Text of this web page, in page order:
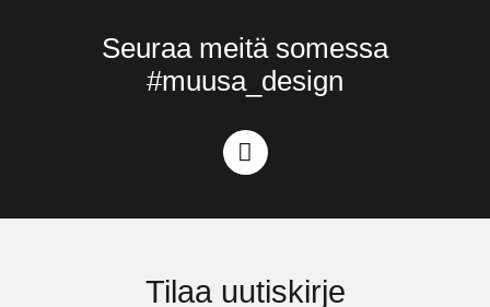
Seuraa meitä somessa
#muusa_design
Tilaa uutiskirje